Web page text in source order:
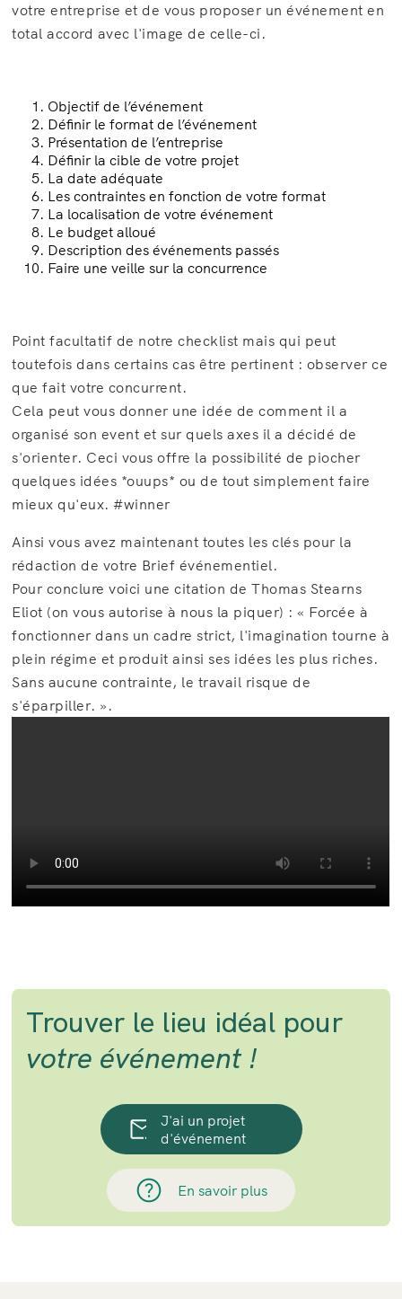
votre entreprise et de vous proposer un événement en
total accord avec l'image de celle-ci.
Objectif de l’événement
Définir le format de l’événement
Présentation de l’entreprise
Définir la cible de votre projet
La date adéquate
Les contraintes en fonction de votre format
La localisation de votre événement
Le budget alloué
Description des événements passés
Faire une veille sur la concurrence
Point facultatif de notre checklist mais qui peut
toutefois dans certains cas être pertinent : observer ce
que fait votre concurrent.
Cela peut vous donner une idée de comment il a
organisé son event et sur quels axes il a décidé de
s'orienter. Ceci vous offre la possibilité de piocher
quelques idées *ouups* ou de tout simplement faire
mieux qu'eux. #winner
Ainsi vous avez maintenant toutes les clés pour la
rédaction de votre Brief événementiel.
Pour conclure voici une citation de Thomas Stearns
Eliot (on vous autorise à nous la piquer) : « Forcée à
fonctionner dans un cadre strict, l'imagination tourne à
plein régime et produit ainsi ses idées les plus riches.
Sans aucune contrainte, le travail risque de
s'éparpiller. ».
Trouver le lieu idéal pour
votre événement !
J'ai un projet
d'événement
En savoir plus